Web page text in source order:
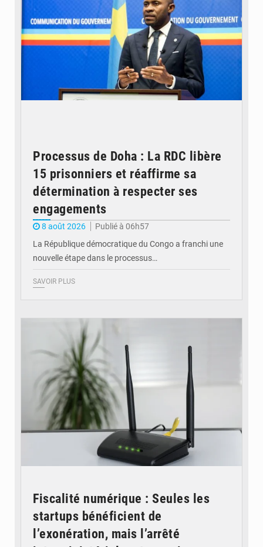
Processus de Doha : La RDC libère
15 prisonniers et réaffirme sa
détermination à respecter ses
engagements
8 août 2026
Publié à 06h57
La République démocratique du Congo a franchi une
nouvelle étape dans le processus…
SAVOIR PLUS
Fiscalité numérique : Seules les
startups bénéficient de
l’exonération, mais l’arrêté